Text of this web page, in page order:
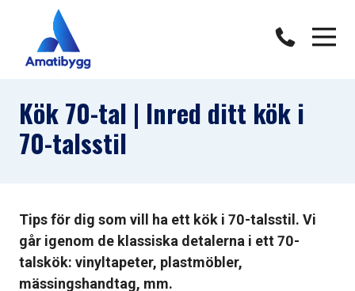
Kök 70-tal | Inred ditt kök i
70-talsstil
Tips för dig som vill ha ett kök i 70-talsstil. Vi
går igenom de klassiska detalerna i ett 70-
talskök: vinyltapeter, plastmöbler,
mässingshandtag, mm.